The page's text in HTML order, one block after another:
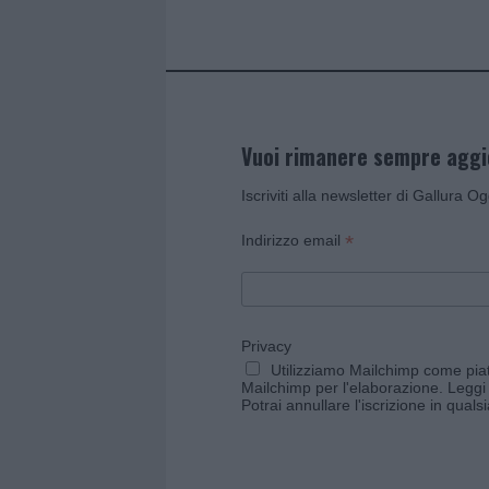
Vuoi rimanere sempre
Iscriviti alla newsletter di Gallura
Indirizzo email *
Privacy
Utilizziamo Mailchimp come
Mailchimp per l'elaborazione.
Potrai annullare l'iscrizione in